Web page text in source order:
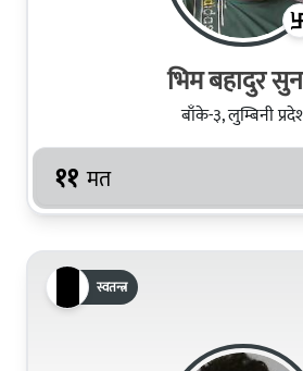
भिम बहादुर
बाँके-३, लुम्बिनी
११ मत
स्वतन्त्र